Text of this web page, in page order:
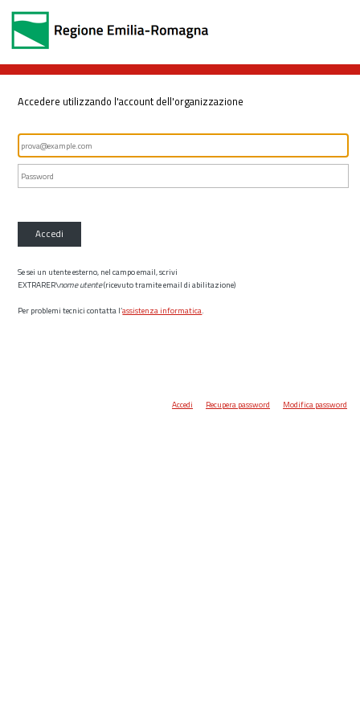
Accedere utilizzando l'account dell'organizzazione
Accedi
Se sei un utente esterno, nel campo email, scrivi
EXTRARER\nome utente(ricevuto tramite email di abilitazione)
Per problemi tecnici contatta l’assistenza informatica.
Accedi Recupera password Modifica password